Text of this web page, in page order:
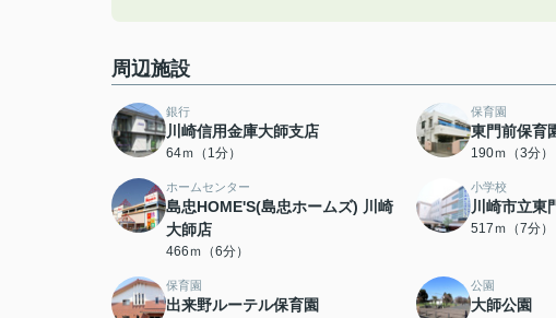
周辺施設
銀行
川崎信用金庫大師支店
64ｍ（1分）
保育園
東門前保育
190ｍ（3分）
ホームセンター
島忠HOME'S(島忠ホームズ) 川崎
大師店
466ｍ（6分）
小学校
川崎市立東
517ｍ（7分）
保育園
出来野ルーテル保育園
公園
大師公園